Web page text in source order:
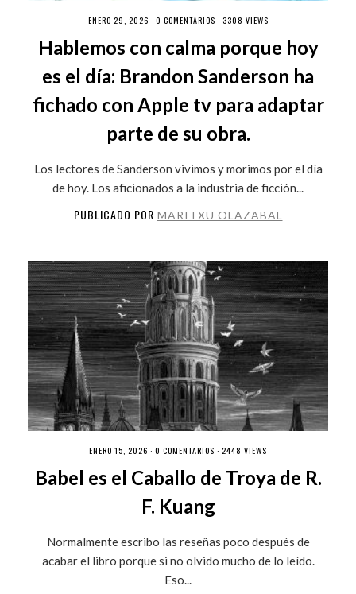
ENERO 29, 2026 · 0 COMENTARIOS · 3308 VIEWS
Hablemos con calma porque hoy
es el día: Brandon Sanderson ha
fichado con Apple tv para adaptar
parte de su obra.
Los lectores de Sanderson vivimos y morimos por el día
de hoy. Los aficionados a la industria de ficción...
PUBLICADO POR MARITXU OLAZABAL
ENERO 15, 2026 · 0 COMENTARIOS · 2448 VIEWS
Babel es el Caballo de Troya de R.
F. Kuang
Normalmente escribo las reseñas poco después de
acabar el libro porque si no olvido mucho de lo leído.
Eso...